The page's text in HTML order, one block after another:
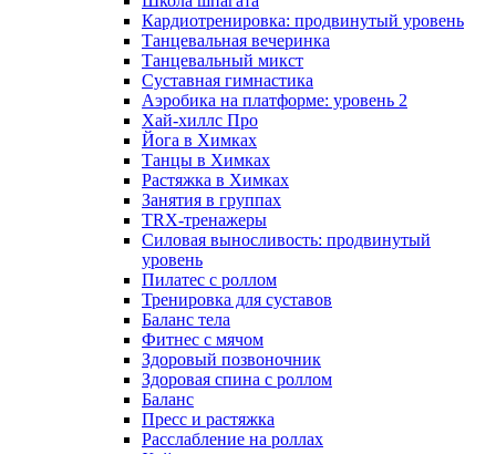
Кардиотренировка: продвинутый уровень
Танцевальная вечеринка
Танцевальный микст
Суставная гимнастика
Аэробика на платформе: уровень 2
Хай-хиллс Про
Йога в Химках
Танцы в Химках
Растяжка в Химках
Занятия в группах
TRX-тренажеры
Силовая выносливость: продвинутый
уровень
Пилатес с роллом
Тренировка для суставов
Баланс тела
Фитнес с мячом
Здоровый позвоночник
Здоровая спина с роллом
Баланс
Пресс и растяжка
Расслабление на роллах